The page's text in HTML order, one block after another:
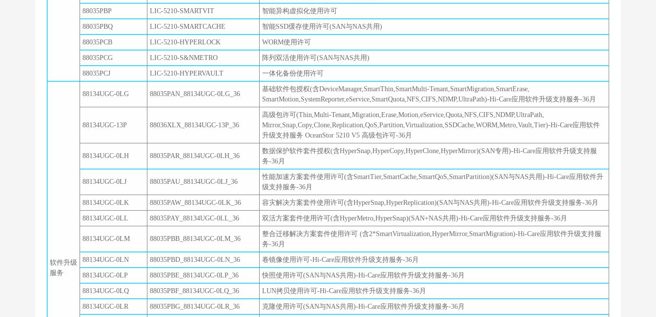
88035PBP LIC-5210-SMARTVIT 智能异构虚拟化使用许可
88035PBQ LIC-5210-SMARTCACHE 智能SSD缓存使用许可(SAN与NAS共用)
88035PCB LIC-5210-HYPERLOCK WORM使用许可
88035PCG LIC-5210-S&NMETRO 阵列双活使用许可(SAN与NAS共用)
88035PCJ LIC-5210-HYPERVAULT 一体化备份使用许可
软件升级
服务
88134UGC-0LG 88035PAN_88134UGC-0LG_36
基础软件包授权(含DeviceManager,SmartThin,SmartMulti-Tenant,SmartMigration,SmartErase,
SmartMotion,SystemReporter,eService,SmartQuota,NFS,CIFS,NDMP,UltraPath)-Hi-Care应用软件升级支持服务-36月
88134UGC-13P 88036XLX_88134UGC-13P_36
高级包许可(Thin,Multi-Tenant,Migration,Erase,Motion,eService,Quota,NFS,CIFS,NDMP,UltraPath,
Mirror,Snap,Copy,Clone,Replication,QoS,Partition,Virtualization,SSDCache,WORM,Metro,Vault,Tier)-Hi-Care应用软件
升级支持服务 OceanStor 5210 V5 高级包许可-36月
88134UGC-0LH 88035PAR_88134UGC-0LH_36
数据保护软件套件授权(含HyperSnap,HyperCopy,HyperClone,HyperMirror)(SAN专用)-Hi-Care应用软件升级支持服
务-36月
88134UGC-0LJ 88035PAU_88134UGC-0LJ_36
性能加速方案套件使用许可(含SmartTier,SmartCache,SmartQoS,SmartPartition)(SAN与NAS共用)-Hi-Care应用软件升
级支持服务-36月
88134UGC-0LK 88035PAW_88134UGC-0LK_36 容灾解决方案套件使用许可(含HyperSnap,HyperReplication)(SAN与NAS共用)-Hi-Care应用软件升级支持服务-36月
88134UGC-0LL 88035PAY_88134UGC-0LL_36 双活方案套件使用许可(含HyperMetro,HyperSnap)(SAN+NAS共用)-Hi-Care应用软件升级支持服务-36月
88134UGC-0LM 88035PBB_88134UGC-0LM_36
整合迁移解决方案套件使用许可 (含2*SmartVirtualization,HyperMirror,SmartMigration)-Hi-Care应用软件升级支持服
务-36月
88134UGC-0LN 88035PBD_88134UGC-0LN_36 卷镜像使用许可-Hi-Care应用软件升级支持服务-36月
88134UGC-0LP 88035PBE_88134UGC-0LP_36 快照使用许可(SAN与NAS共用)-Hi-Care应用软件升级支持服务-36月
88134UGC-0LQ 88035PBF_88134UGC-0LQ_36 LUN拷贝使用许可-Hi-Care应用软件升级支持服务-36月
88134UGC-0LR 88035PBG_88134UGC-0LR_36 克隆使用许可(SAN与NAS共用)-Hi-Care应用软件升级支持服务-36月